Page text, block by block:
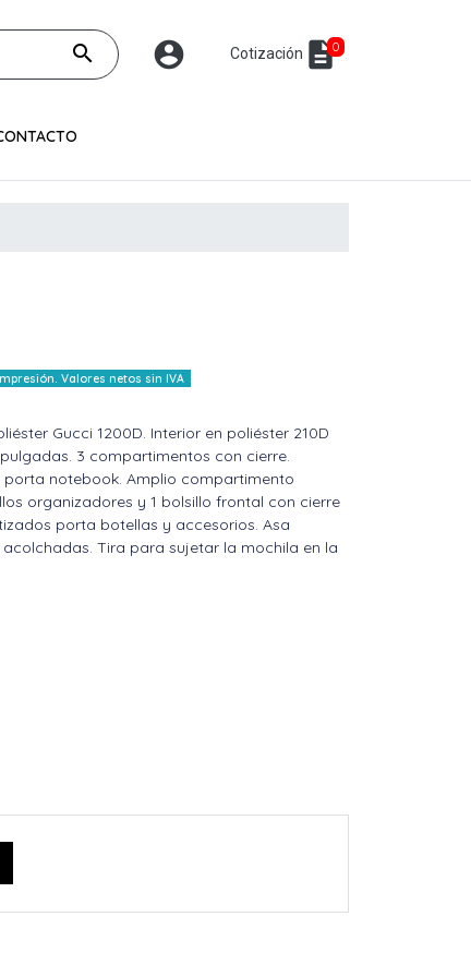
search account_circle Cotización description0
Valores netos sin IVA
Gucci 1200D. Interior en poliéster 210D
3 compartimentos con cierre.
notebook. Amplio compartimento
organizadores y 1 bolsillo frontal con cierre
porta botellas y accesorios. Asa
Tira para sujetar la mochila en la